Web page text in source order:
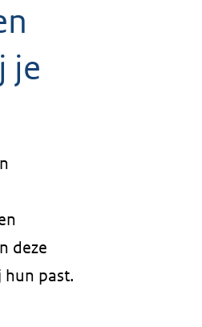
je
deze
hun past.